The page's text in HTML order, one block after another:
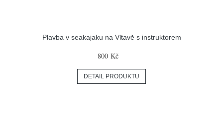
Plavba v seakajaku na Vltavě s instruktorem
800 Kč
DETAIL PRODUKTU